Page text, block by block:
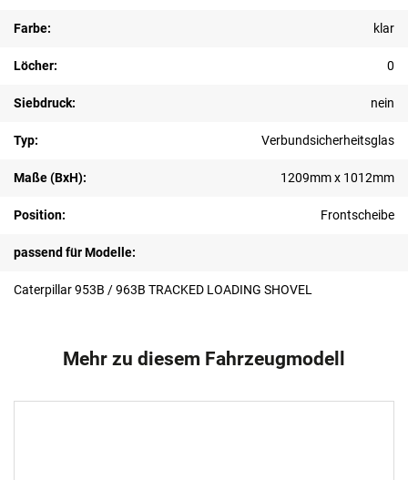
Farbe: klar
Löcher: 0
Siebdruck: nein
Typ: Verbundsicherheitsglas
Maße (BxH): 1209mm x 1012mm
Position: Frontscheibe
passend für Modelle:
Caterpillar 953B / 963B TRACKED LOADING SHOVEL
Mehr zu diesem Fahrzeugmodell